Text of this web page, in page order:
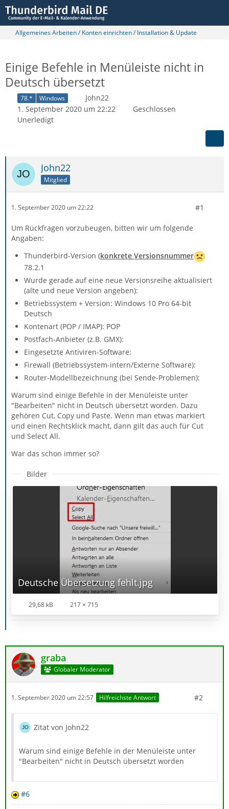
Allgemeines Arbeiten / Konten einrichten / Installation & Update
Einige Befehle in Menüleiste nicht in
Deutsch übersetzt
78.* Windows
John22
1. September 2020 um 22:22
Geschlossen
Unerledigt
John22
Mitglied
1. September 2020 um 22:22 #1
Um Rückfragen vorzubeugen, bitten wir um folgende
Angaben:
Thunderbird-Version (konkrete Versionsnummer
78.2.1
Wurde gerade auf eine neue Versionsreihe aktualisiert
(alte und neue Version angeben):
Betriebssystem + Version: Windows 10 Pro 64-bit
Deutsch
Kontenart (POP / IMAP): POP
Postfach-Anbieter (z.B. GMX):
Eingesetzte Antiviren-Software:
Firewall (Betriebssystem-intern/Externe Software):
Router-Modellbezeichnung (bei Sende-Problemen):
Warum sind einige Befehle in der Menüleiste unter
"Bearbeiten" nicht in Deutsch übersetzt worden. Dazu
gehören Cut, Copy und Paste. Wenn man etwas markiert
und einen Rechtsklick macht, dann gilt das auch für Cut
und Select All.
War das schon immer so?
Bilder
Deutsche Übersetzung fehlt.jpg
29,68 kB 217 × 715
graba
Globaler Moderator
1. September 2020 um 22:57 Hilfreichste Antwort #2
Zitat von John22
Warum sind einige Befehle in der Menüleiste unter
"Bearbeiten" nicht in Deutsch übersetzt worden
#6